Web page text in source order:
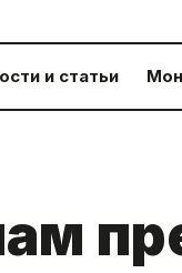
и статьи